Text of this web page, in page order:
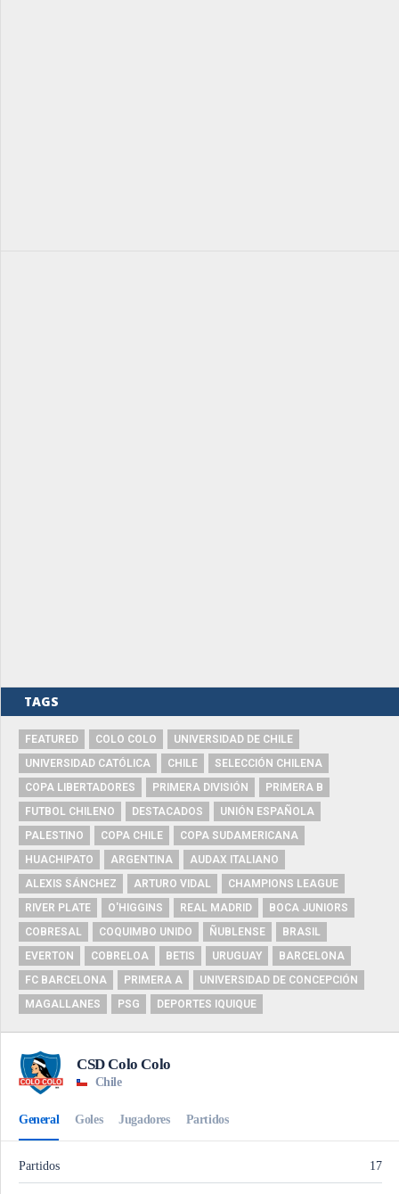
TAGS
FEATURED COLO COLO
UNIVERSIDAD DE CHILE
UNIVERSIDAD CATÓLICA
CHILE
SELECCIÓN CHILENA
COPA LIBERTADORES
PRIMERA DIVISIÓN
PRIMERA B
FUTBOL CHILENO
DESTACADOS
UNIÓN ESPAÑOLA
PALESTINO
COPA CHILE
COPA SUDAMERICANA
HUACHIPATO
ARGENTINA
AUDAX ITALIANO
ALEXIS SÁNCHEZ
ARTURO VIDAL
CHAMPIONS LEAGUE
RIVER PLATE
O'HIGGINS REAL MADRID
BOCA JUNIORS
COBRESAL
COQUIMBO UNIDO ÑUBLENSE
BRASIL
EVERTON
COBRELOA BETIS URUGUAY
BARCELONA
FC BARCELONA
PRIMERA A
UNIVERSIDAD DE CONCEPCIÓN
MAGALLANES
PSG DEPORTES IQUIQUE